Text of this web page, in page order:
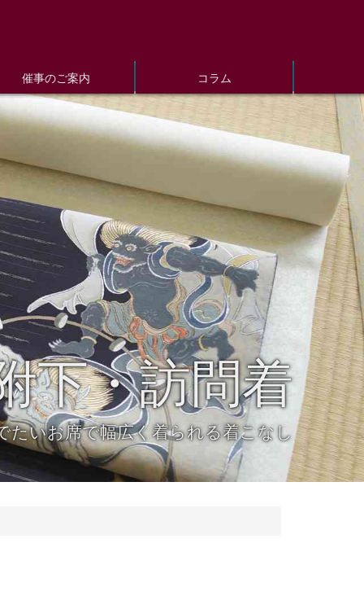
催事のご案内 コラム
下・訪問着
たいお席で幅広く着られる着こなし